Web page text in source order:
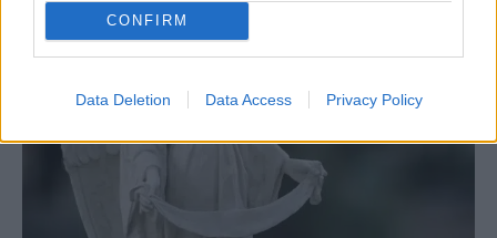
CONFIRM
Data Deletion Data Access Privacy Policy